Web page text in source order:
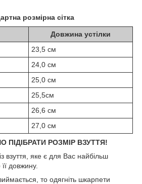
розмірна сітка
Довжина устілки
23,5 см
24,0 см
25,0 см
25,5см
26,6 см
27,0 см
ПІДІБРАТИ РОЗМІР ВЗУТТЯ!
із взуття, яке є для Вас найбільш
довжину.
то одягніть шкарпети